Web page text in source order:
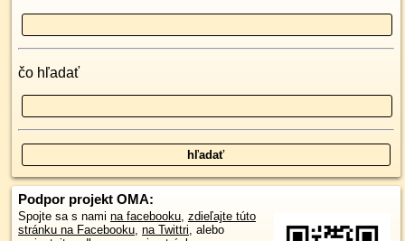
čo hľadať
Podpor projekt OMA:
Spojte sa s nami na facebooku, zdieľajte túto
stránku na Facebooku, na Twittri, alebo